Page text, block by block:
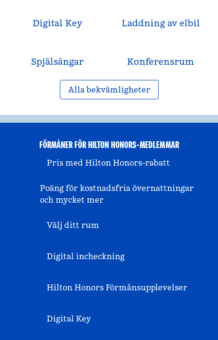
Digital Key Laddning av elbil
Spjälsängar Konferensrum
Alla bekvämligheter
FÖRMÅNER FÖR HILTON HONORS-MEDLEMMAR
Pris med Hilton Honors-rabatt
Poäng för kostnadsfria övernattningar
och mycket mer
Välj ditt rum
Digital incheckning
Hilton Honors Förmånsupplevelser
Digital Key